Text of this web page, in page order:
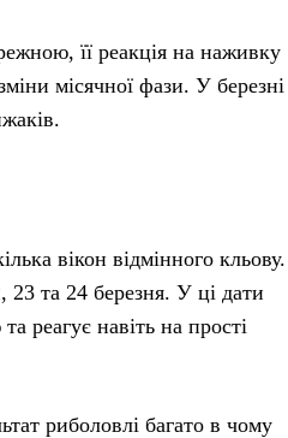
її реакція на наживку
місячної фази. У березні
вікон відмінного кльову.
та 24 березня. У ці дати
реагує навіть на прості
риболовлі багато в чому